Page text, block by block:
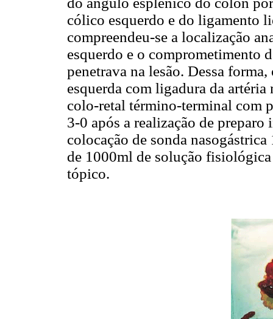
cólico esquerdo e do ligamento
compreendeu-se a localização
esquerdo e o comprometimento
penetrava na lesão. Dessa
esquerda com ligadura da
colo-retal término-terminal com
3-0 após a realização de
colocação de sonda
de 1000ml de solução
tópico.